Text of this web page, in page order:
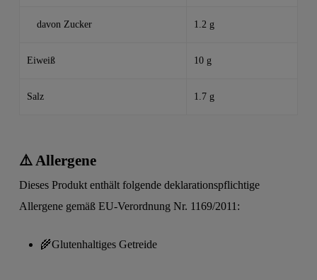
davon Zucker 1.2 g
Eiweiß 10 g
Salz 1.7 g
⚠️ Allergene
Dieses Produkt enthält folgende deklarationspflichtige
Allergene gemäß EU-Verordnung Nr. 1169/2011:
🌾Glutenhaltiges Getreide